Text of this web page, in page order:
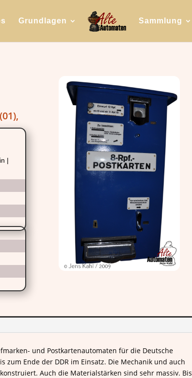
Grundlagen Sammlung
|
und Postkartenautomaten für die Deutsche
zum Ende der DDR im Einsatz. Die Mechanik und auch
Auch die Materialstärken sind sehr massiv. Bis